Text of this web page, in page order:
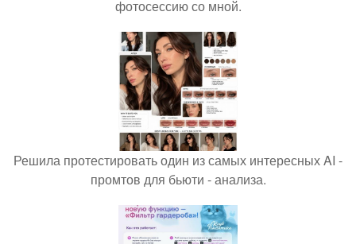
фотосессию со мной.
Решила протестировать один из самых интересных AI -
промтов для бьюти - анализа.